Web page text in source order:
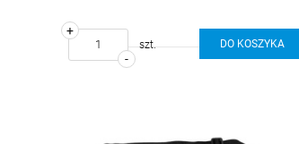
-
+
szt. DO KOSZYKA